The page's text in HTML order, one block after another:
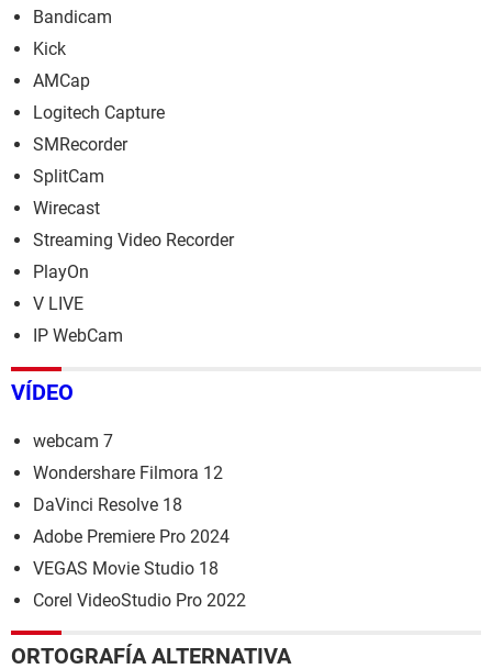
Bandicam
Kick
AMCap
Logitech Capture
SMRecorder
SplitCam
Wirecast
Streaming Video Recorder
PlayOn
V LIVE
IP WebCam
VÍDEO
webcam 7
Wondershare Filmora 12
DaVinci Resolve 18
Adobe Premiere Pro 2024
VEGAS Movie Studio 18
Corel VideoStudio Pro 2022
ORTOGRAFÍA ALTERNATIVA